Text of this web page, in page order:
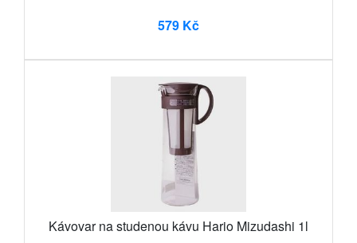
579 Kč
Kávovar na studenou kávu Hario Mizudashi 1l